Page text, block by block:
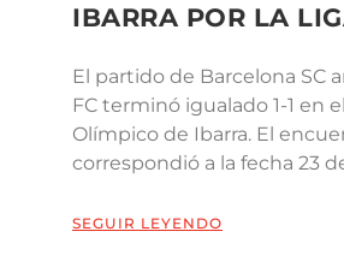
IBARRA POR LA
El partido de Barcelona SC
FC terminó igualado 1-1 en
Olímpico de Ibarra. El
correspondió a la fecha 23
SEGUIR LEYENDO